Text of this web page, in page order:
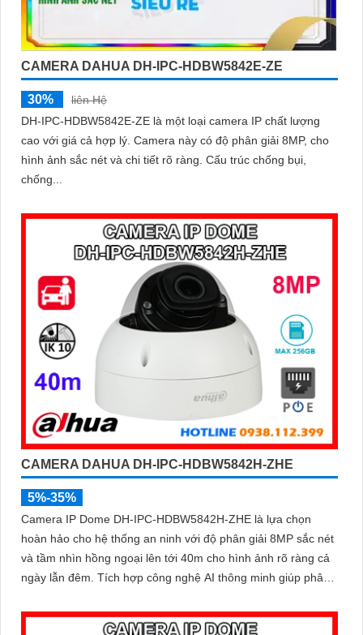
CAMERA DAHUA DH-IPC-HDBW5842E-ZE
30%
liên Hệ
DH-IPC-HDBW5842E-ZE là một loại camera IP chất lượng
cao với giá cả hợp lý. Camera này có độ phân giải 8MP, cho
hình ảnh sắc nét và chi tiết rõ ràng. Cấu trúc chống bụi,
chống...
CAMERA DAHUA DH-IPC-HDBW5842H-ZHE
5%-35%
Camera IP Dome DH-IPC-HDBW5842H-ZHE là lựa chọn
hoàn hảo cho hệ thống an ninh với độ phân giải 8MP sắc nét
và tầm nhìn hồng ngoại lên tới 40m cho hình ảnh rõ ràng cả
ngày lẫn đêm. Tích hợp công nghệ AI thông minh giúp phân
báo sai, đi kèm khe cắm thẻ nhớ 256GB lưu trữ lâu dài, hỗ